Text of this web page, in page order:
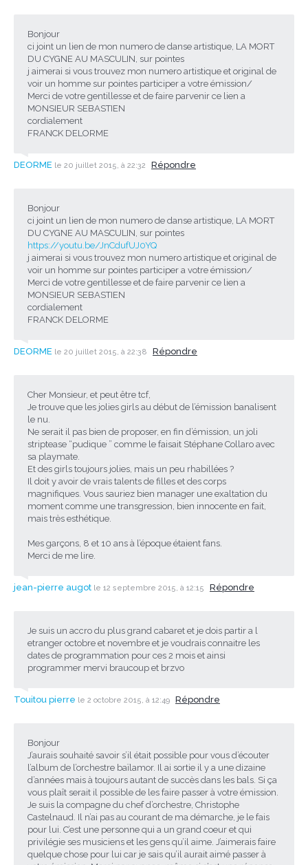
Bonjour
ci joint un lien de mon numero de danse artistique, LA MORT
DU CYGNE AU MASCULIN, sur pointes
j aimerai si vous trouvez mon numero artistique et original de
voir un homme sur pointes participer a votre émission/
Merci de votre gentillesse et de faire parvenir ce lien a
MONSIEUR SEBASTIEN
cordialement
FRANCK DELORME
DEORME le 20 juillet 2015, à 22:32 Répondre
Bonjour
ci joint un lien de mon numero de danse artistique, LA MORT
DU CYGNE AU MASCULIN, sur pointes
https://youtu.be/JnCdufUJ0YQ
j aimerai si vous trouvez mon numero artistique et original de
voir un homme sur pointes participer a votre émission/
Merci de votre gentillesse et de faire parvenir ce lien a
MONSIEUR SEBASTIEN
cordialement
FRANCK DELORME
DEORME le 20 juillet 2015, à 22:38 Répondre
Cher Monsieur, et peut être tcf,
Je trouve que les jolies girls au début de l’émission banalisent
le nu.
Ne serait il pas bien de proposer, en fin d’émission, un joli
striptease “pudique ” comme le faisait Stéphane Collaro avec
sa playmate.
Et des girls toujours jolies, mais un peu rhabillées ?
Il doit y avoir de vrais talents de filles et des corps
magnifiques. Vous sauriez bien manager une exaltation du
moment comme une transgression, bien innocente en fait,
mais très esthétique.
Mes garçons, 8 et 10 ans à l’époque étaient fans.
Merci de me lire.
jean-pierre augot le 12 septembre 2015, à 12:15 Répondre
Je suis un accro du plus grand cabaret et je dois partir a l
etranger octobre et novembre et je voudrais connaitre les
dates de programmation pour ces 2 mois et ainsi
programmer mervi braucoup et brzvo
Touitou pierre le 2 octobre 2015, à 12:49 Répondre
Bonjour
J’aurais souhaité savoir s’il était possible pour vous d’écouter
l’album de l’orchestre baïlamor. Il ai sortie il y a une dizaine
d’années mais à toujours autant de succès dans les bals. Si ça
vous plaît serait il possible de les faire passer à votre émission.
Je suis la compagne du chef d’orchestre, Christophe
Castelnaud. Il n’ai pas au courant de ma démarche, je le fais
pour lui. C’est une personne qui a un grand coeur et qui
privilégie ses musiciens et les gens qu’il aime. J’aimerais faire
quelque chose pour lui car je sais qu’il aurait aimé passer à